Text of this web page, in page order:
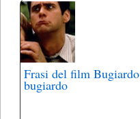
Frasi del film Bugiardo
bugiardo